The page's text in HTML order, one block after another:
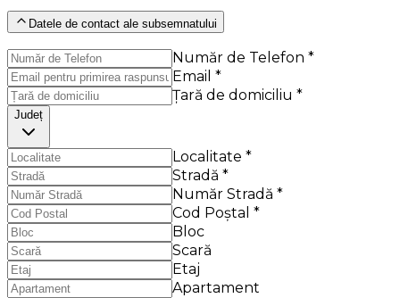
Datele de contact ale subsemnatului
Număr de Telefon *
Email *
Țară de domiciliu *
Județ
Localitate *
Stradă *
Număr Stradă *
Cod Poștal *
Bloc
Scară
Etaj
Apartament